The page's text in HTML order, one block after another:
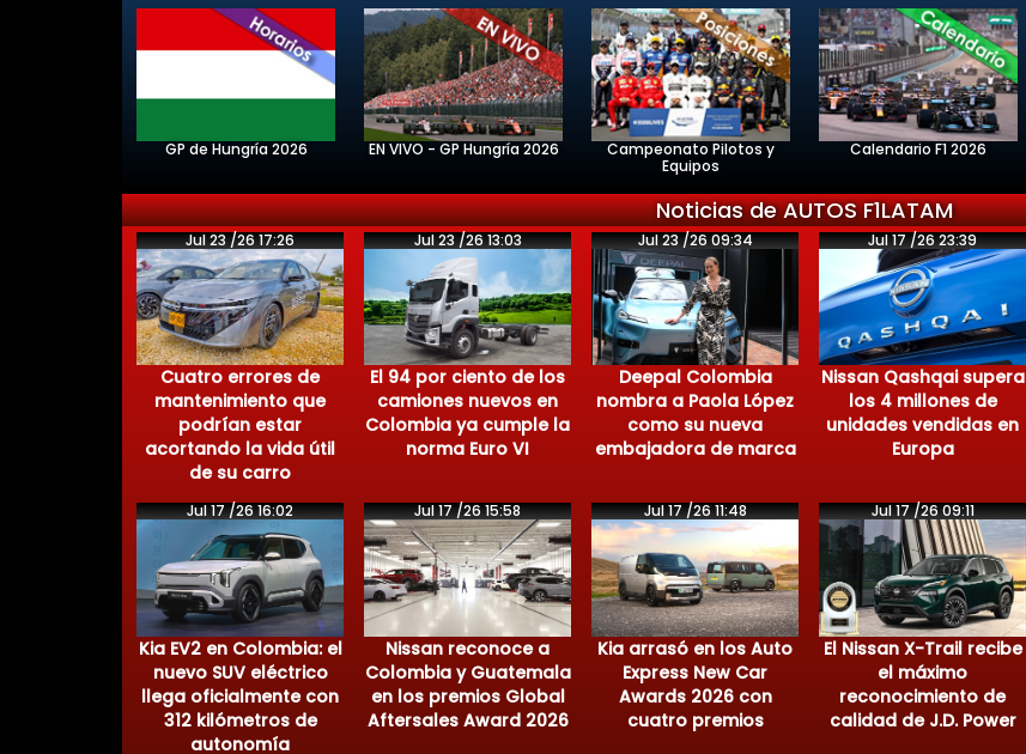
GP de Hungría 2026 EN VIVO - GP Hungría 2026
Campeonato Pilotos y
Equipos
Calendario F1 2026
Noticias de AUTOS F1LATAM
Jul 23 /26 17:26
Cuatro errores de
mantenimiento que
podrían estar
acortando la vida útil
de su carro
Jul 23 /26 13:03
El 94 por ciento de los
camiones nuevos en
Colombia ya cumple la
norma Euro VI
Jul 23 /26 09:34
Deepal Colombia
nombra a Paola López
como su nueva
embajadora de marca
Jul 17 /26 23:39
Nissan Qashqai supera
los 4 millones de
unidades vendidas en
Europa
Jul 17 /26 16:02
Kia EV2 en Colombia: el
nuevo SUV eléctrico
llega oficialmente con
312 kilómetros de
autonomía
Jul 17 /26 15:58
Nissan reconoce a
Colombia y Guatemala
en los premios Global
Aftersales Award 2026
Jul 17 /26 11:48
Kia arrasó en los Auto
Express New Car
Awards 2026 con
cuatro premios
Jul 17 /26 09:11
El Nissan X-Trail recibe
el máximo
reconocimiento de
calidad de J.D. Power